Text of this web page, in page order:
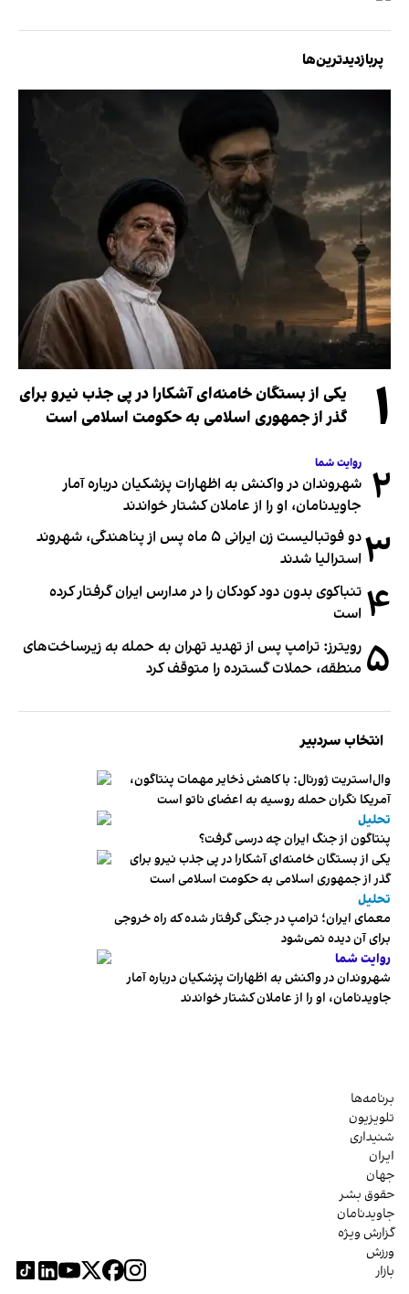
پربازدیدترین‌ها
۱
یکی از بستگان خامنه‌ای آشکارا در پی جذب نیرو برای
گذر از جمهوری اسلامی به حکومت اسلامی است
۲ روایت شما
شهروندان در واکنش به اظهارات پزشکیان درباره آمار
جاویدنامان، او را از عاملان کشتار خواندند
۳
دو فوتبالیست زن ایرانی ۵ ماه پس از پناهندگی، شهروند
استرالیا شدند
۴ تنباکوی بدون دود کودکان را در مدارس ایران گرفتار کرده
است
۵ رویترز: ترامپ پس از تهدید تهران به حمله به زیرساخت‌های
منطقه، حملات گسترده را متوقف کرد
انتخاب سردبیر
وال‌استریت ژورنال: با کاهش ذخایر مهمات پنتاگون،
آمریکا نگران حمله روسیه به اعضای ناتو‌ است
تحلیل
پنتاگون از جنگ ایران چه درسی گرفت؟
یکی از بستگان خامنه‌ای آشکارا در پی جذب نیرو برای
گذر از جمهوری اسلامی به حکومت اسلامی است
تحلیل
معمای ایران؛ ترامپ در جنگی گرفتار شده که راه خروجی
برای آن دیده نمی‌شود
روایت شما
شهروندان در واکنش به اظهارات پزشکیان درباره آمار
جاویدنامان، او را از عاملان کشتار خواندند
برنامه‌ها
تلویزیون
شنیداری
ایران
جهان
حقوق بشر
جاویدنامان
گزارش ویژه
ورزش
بازار